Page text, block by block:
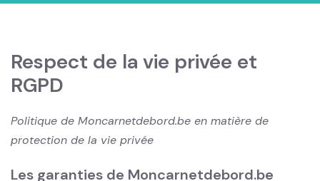
Respect de la vie privée et
RGPD
Politique de Moncarnetdebord.be en matière de
protection de la vie privée
Les garanties de Moncarnetdebord.be